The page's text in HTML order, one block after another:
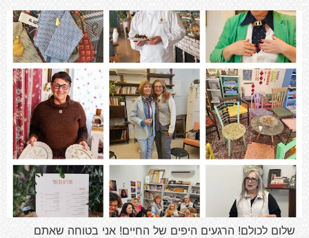
שלום לכולם! הרגעים היפים של החיים! אני בטוחה שאתם